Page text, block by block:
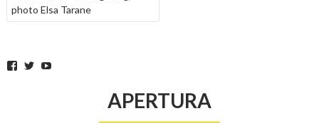
DE
ENTRADAS
photo Elsa Tarane
Facebook
TwitterYouTube
APERTURA